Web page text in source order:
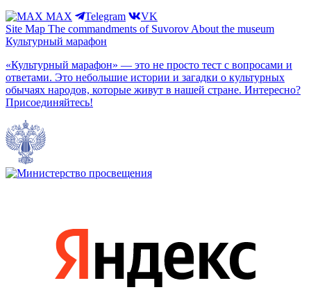
MAX
Telegram
VK
Site Map The commandments of Suvorov About the museum
Культурный марафон
«Культурный марафон» — это не просто тест с вопросами и
ответами. Это небольшие истории и загадки о культурных
обычаях народов, которые живут в нашей стране. Интересно?
Присоединяйтесь!